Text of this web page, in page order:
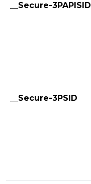
__Secure-3PAPISID
__Secure-3PSID